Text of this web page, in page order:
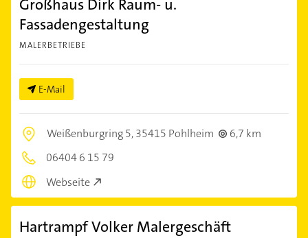
Großhaus Dirk Raum- u.
Fassadengestaltung
MALERBETRIEBE
E-Mail
Weißenburgring 5,35415 Pohlheim
6,7 km
06404 6 15 79
Webseite
Hartrampf Volker Malergeschäft